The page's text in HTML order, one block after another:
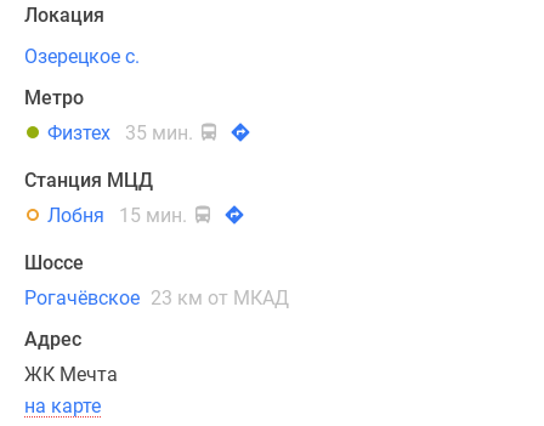
сочетают
в
контрастные
оттенки
белого
графитового,
особенностью
комплекса
широкоформатные
окна
и
Локация
Озерецкое с.
Метро
Физтех
35 мин.
Станция МЦД
Лобня
15 мин.
Шоссе
Рогачёвское 23 км от МКАД
Адрес
ЖК Мечта
на карте